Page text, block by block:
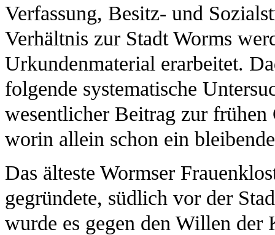
Verfassung, Besitz- und
Verhältnis zur Stadt Worms
Urkundenmaterial erarbeitet.
folgende systematische
wesentlicher Beitrag zur frühen
worin allein schon ein
Das älteste Wormser
gegründete, südlich vor der
wurde es gegen den Willen